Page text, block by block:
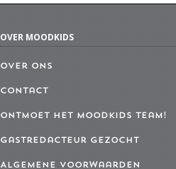
OVER MOODKIDS
Over ons
Contact
Ontmoet het MoodKids Team!
Gastredacteur gezocht
Algemene Voorwaarden